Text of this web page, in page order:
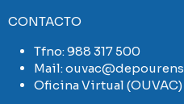
CONTACTO
Tfno:988 317 500
Mail:
Oficina Virtual (OUVAC)